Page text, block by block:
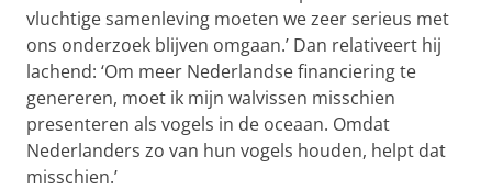
vluchtige samenleving moeten we zeer serieus met
ons onderzoek blijven omgaan.’ Dan relativeert hij
lachend: ‘Om meer Nederlandse financiering te
genereren, moet ik mijn walvissen misschien
presenteren als vogels in de oceaan. Omdat
Nederlanders zo van hun vogels houden, helpt dat
misschien.’